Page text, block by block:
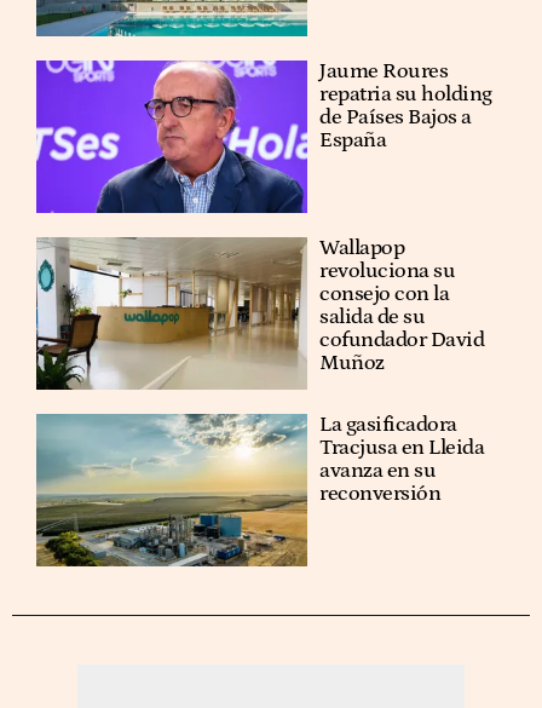
Jaume Roures
repatria su holding
de Países Bajos a
España
Wallapop
revoluciona su
consejo con la
salida de su
cofundador David
Muñoz
La gasificadora
Tracjusa en Lleida
avanza en su
reconversión